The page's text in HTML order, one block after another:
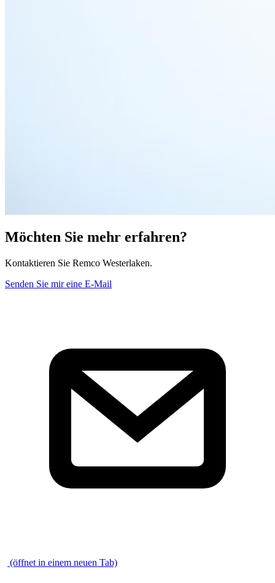
Möchten Sie mehr erfahren?
Kontaktieren Sie Remco Westerlaken.
Senden Sie mir eine E-Mail
(öffnet in einem neuen Tab)